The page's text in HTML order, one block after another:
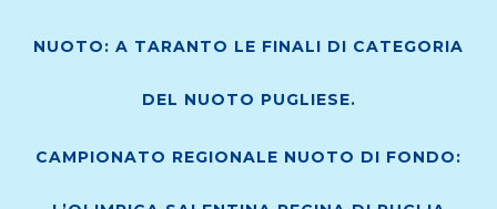
NUOTO: A TARANTO LE FINALI DI CATEGORIA
DEL NUOTO PUGLIESE.
CAMPIONATO REGIONALE NUOTO DI FONDO: